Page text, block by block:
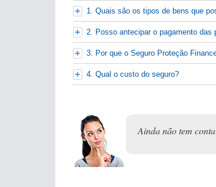
1. Quais são os tipos de bens que
2. Posso antecipar o pagamento
3. Por que o Seguro Proteção
4. Qual o custo do seguro?
Ainda não tem